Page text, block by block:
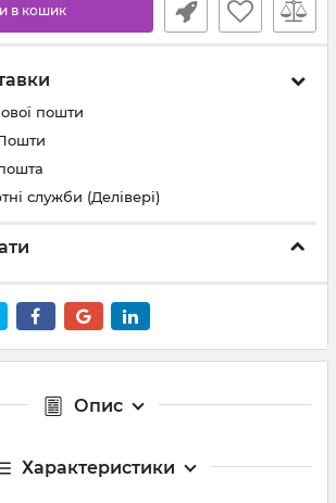
в кошик
пошти
служби (Делівері)
Опис
Характеристики